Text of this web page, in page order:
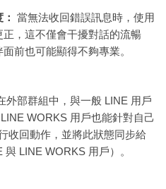
當無法收回錯誤訊息時，使用
，這不僅會干擾對話的流暢
前也可能顯得不夠專業。
外部群組中，與一般 LINE 用戶
WORKS 用戶也能針對自己
收回動作，並將此狀態同步給
LINE WORKS 用戶）。